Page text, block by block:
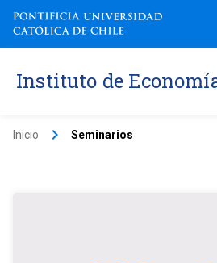
Instituto de
Inicio keyboard_arrow_right Seminarios